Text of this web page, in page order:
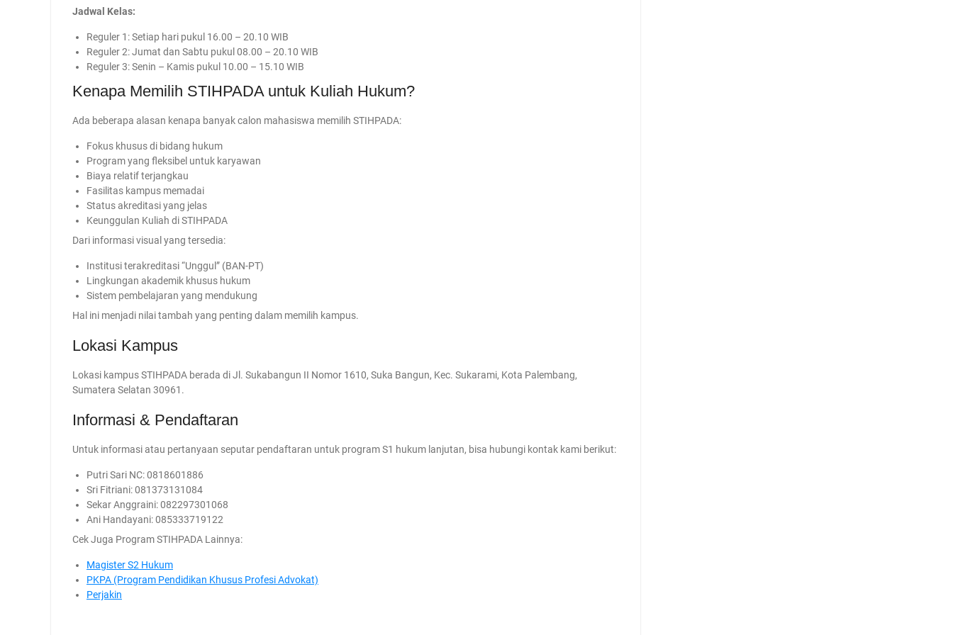
Jadwal Kelas:
Reguler 1: Setiap hari pukul 16.00 – 20.10 WIB
Reguler 2: Jumat dan Sabtu pukul 08.00 – 20.10 WIB
Reguler 3: Senin – Kamis pukul 10.00 – 15.10 WIB
Kenapa Memilih STIHPADA untuk Kuliah Hukum?
Ada beberapa alasan kenapa banyak calon mahasiswa memilih STIHPADA:
Fokus khusus di bidang hukum
Program yang fleksibel untuk karyawan
Biaya relatif terjangkau
Fasilitas kampus memadai
Status akreditasi yang jelas
Keunggulan Kuliah di STIHPADA
Dari informasi visual yang tersedia:
Institusi terakreditasi “Unggul” (BAN-PT)
Lingkungan akademik khusus hukum
Sistem pembelajaran yang mendukung
Hal ini menjadi nilai tambah yang penting dalam memilih kampus.
Lokasi Kampus
Lokasi kampus STIHPADA berada di Jl. Sukabangun II Nomor 1610, Suka Bangun, Kec. Sukarami, Kota Palembang,
Sumatera Selatan 30961.
Informasi & Pendaftaran
Untuk informasi atau pertanyaan seputar pendaftaran untuk program S1 hukum lanjutan, bisa hubungi kontak kami berikut:
Putri Sari NC: 0818601886
Sri Fitriani: 081373131084
Sekar Anggraini: 082297301068
Ani Handayani: 085333719122
Cek Juga Program STIHPADA Lainnya:
Magister S2 Hukum
PKPA (Program Pendidikan Khusus Profesi Advokat)
Perjakin